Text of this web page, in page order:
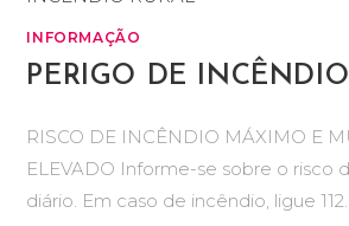
INFORMAÇÃO
PERIGO DE
RISCO DE INCÊNDIO MÁXIMO E
ELEVADO Informe-se sobre o risco
diário. Em caso de incêndio, ligue